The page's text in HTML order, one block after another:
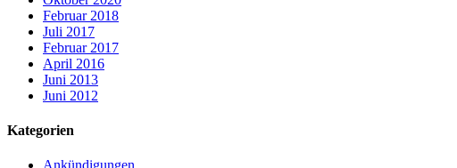
Februar 2018
Juli 2017
Februar 2017
April 2016
Juni 2013
Juni 2012
Kategorien